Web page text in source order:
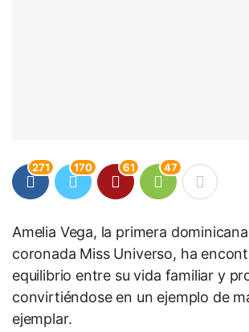
271 170 61 47
Amelia Vega, la primera
coronada Miss Universo, ha
equilibrio entre su vida familiar y
convirtiéndose en un ejemplo de
ejemplar.